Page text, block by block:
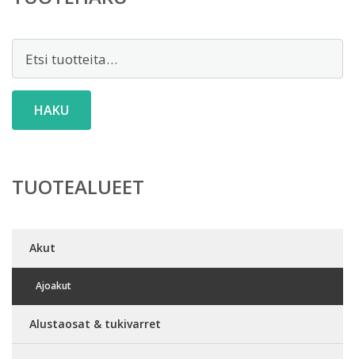
HAKU
TUOTEALUEET
Akut
Ajoakut
Alustaosat & tukivarret